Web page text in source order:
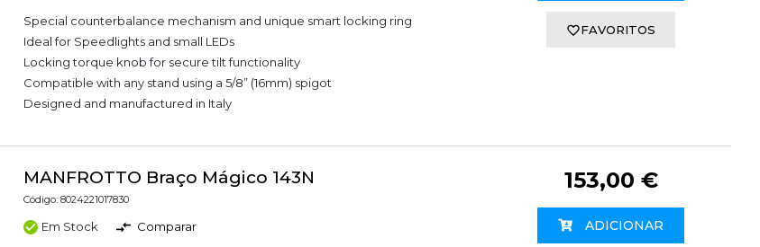
Special counterbalance mechanism and unique smart locking ring
Ideal for Speedlights and small LEDs
Locking torque knob for secure tilt functionality
Compatible with any stand using a 5/8” (16mm) spigot
Designed and manufactured in Italy
FAVORITOS
MANFROTTO Braço Mágico 143N
Código: 8024221017830
Em Stock Comparar
153,00 €
ADICIONAR